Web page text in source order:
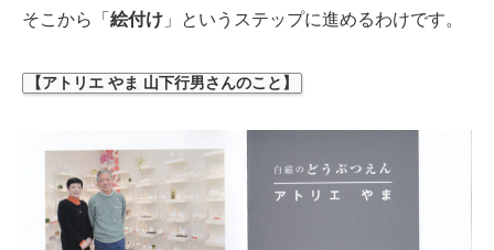
そこから「 絵付け 」というステップに進めるわけです。
【アトリエ やま 山下行男さんのこと】